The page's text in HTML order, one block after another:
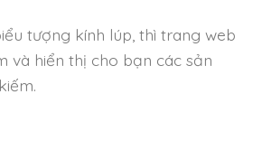
tượng kính lúp, thì trang web
và hiển thị cho bạn các sản